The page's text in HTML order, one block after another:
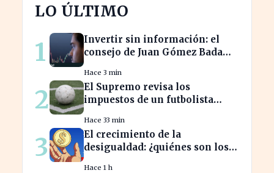
LO ÚLTIMO
1
Invertir sin información: el
consejo de Juan Gómez Bada
Hace 3 min
2
El Supremo revisa los
impuestos de un futbolista
patrimonio en España
Hace 33 min
3
El crecimiento de la
desigualdad: ¿quiénes son los
Hace 1 h